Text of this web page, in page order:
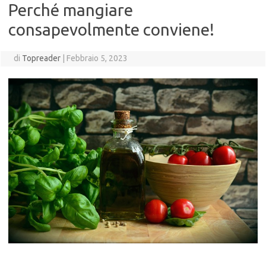
Perché mangiare
consapevolmente conviene!
di Topreader Febbraio 5, 2023